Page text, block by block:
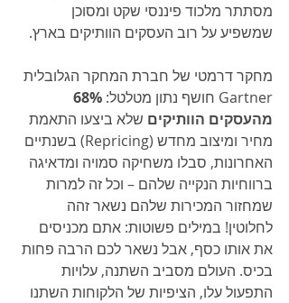
מסתתר מלכוד פיננסי שקט ומסוכן
שמשפיע על רוב העסקים הוותיקים בארץ.
מחקר דרמטי של חברת המחקר הגלובלית
Gartner חושף נתון מטלטל:
מהעסקים הוותיקים שלא ביצעו התאמת
מחיר ומיצוב מחדש (Repricing) בשנתיים
האחרונות, סבלו משחיקה סמויה ומדאיגה
ברווחיות הנקייה שלהם – וכל זה למרות
שמחזור המכירות שלהם נשאר זהה
לחלוטין! במילים פשוטות: אתם מכניסים
את אותו כסף, אבל נשאר לכם הרבה פחות
בכיס. העולם מסביב השתנה, עלויות
התפעול עלו, הציפיות של הלקוחות השתנו